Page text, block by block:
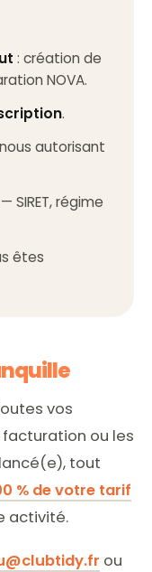
: création de
NOVA.
.
nous autorisant
— SIRET, régime
êtes
vos
ou les
tout
% de votre tarif
activité.
ou